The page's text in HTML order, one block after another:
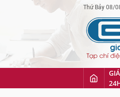
Thứ Bảy 08/